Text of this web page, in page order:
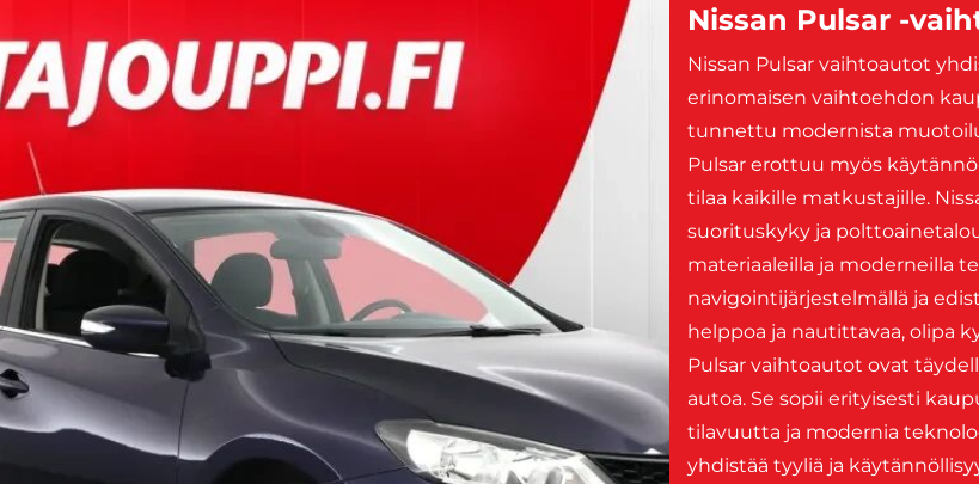
Nissan Pulsar -
Nissan Pulsar vaihtoautot
erinomaisen vaihtoehdon
tunnettu modernista
Pulsar erottuu myös
tilaa kaikille matkustajille.
suorituskyky ja
materiaaleilla ja moderneilla
navigointijärjestelmällä ja
helppoa ja nautittavaa, olipa
Pulsar vaihtoautot ovat
autoa. Se sopii erityisesti
tilavuutta ja modernia
yhdistää tyyliä ja